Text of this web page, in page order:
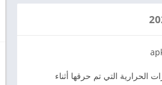
التي تم حرقها أثناء